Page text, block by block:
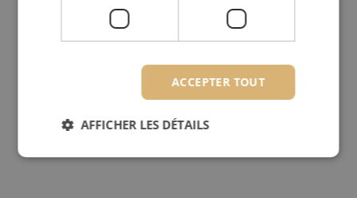
ACCEPTER TOUT
AFFICHER LES DÉTAILS